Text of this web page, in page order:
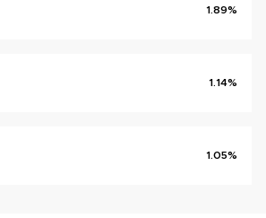
1.89%
1.14%
1.05%